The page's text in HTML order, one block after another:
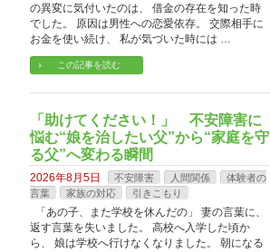
の異変に気付いたのは、 借金の存在を知った時
でした。 原因は男性への恋愛依存。 交際相手に
お金を使い続け、 私が気づいた時には …
この記事を読む
「助けてください！」 不安障害に
悩む“娘を治したい父”から“家庭を守
る父”へ変わる瞬間
2026年8月5日 不安障害 人間関係
体験者の
言葉
家族の対応 引きこもり
「あの子、また学校を休んだの」 妻の言葉に、
返す言葉を失いました。 高校へ入学した頃か
ら、 娘は学校へ行けなくなりました。 朝になる